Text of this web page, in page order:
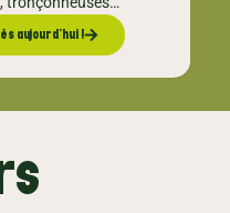
aujourd’hui !